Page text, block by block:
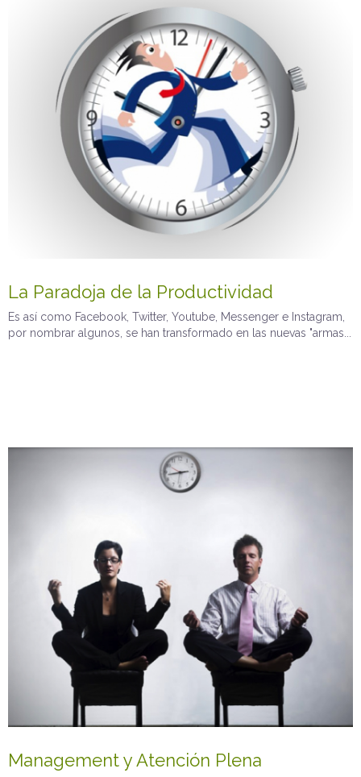
La Paradoja de la Productividad
Es así como Facebook, Twitter, Youtube, Messenger e Instagram,
por nombrar algunos, se han transformado en las nuevas "armas...
Management y Atención Plena